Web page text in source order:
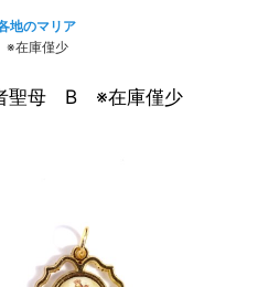
地のマリア
※在庫僅少
聖母 B ※在庫僅少